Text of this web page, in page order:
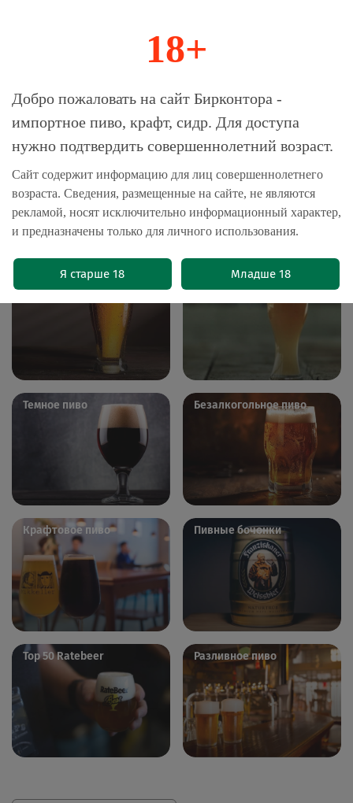
Магазин-Склад импортного пива, крафта и
Главная Пиво импортное
Пиво импортное
Светлое пиво Пшеничное пиво
Темное пиво Безалкогольное пиво
Крафтовое пиво Пивные бочонки
Top 50 Ratebeer Разливное пиво
18+
Добро пожаловать на сайт Бирконтора -
импортное пиво, крафт, сидр. Для доступа
нужно подтвердить совершеннолетний возраст.
Сайт содержит информацию для лиц совершеннолетнего
возраста. Сведения, размещенные на сайте, не являются
рекламой, носят исключительно информационный характер,
и предназначены только для личного использования.
Я старше 18 Младше 18